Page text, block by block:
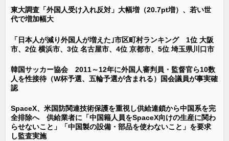
東大調査「外国人受け入れ反対」大幅増（20.7pt増）、若い世
代で増加幅大
「日本人が減り外国人が増えた｣市区町村ランキング 1位 大阪
市、2位 横浜市、3位 名古屋市、4位 京都市、5位 埼玉県川口市
韓国サッカー協会 2011～12年に外国人審判員・監督官ら10数
人を性接待（W杯予選、五輪予選が含まれる）国会議員が事実確
認
SpaceX、米国防関連技術保護を重視し供給連鎖から中国系を完
全排除へ 供給業者に「中国籍人員をSpaceX向けの生産に関わ
らせないこと」「中国製の設備・部品を使わないこと」を要求
し監査実施